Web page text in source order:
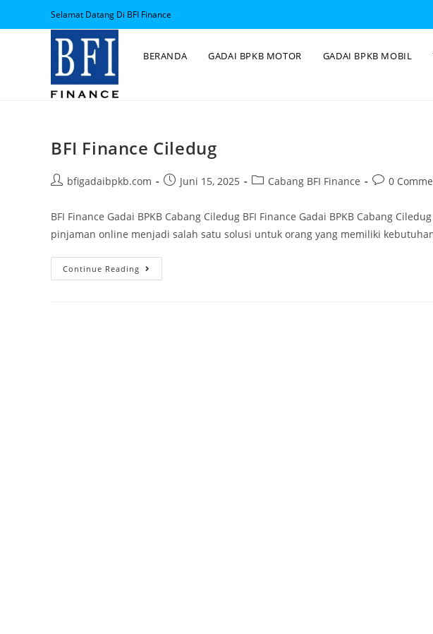
Selamat Datang Di BFI Finance
BERANDA GADAI BPKB MOTOR GADAI BPKB MOBIL
BFI Finance Ciledug
bfigadaibpkb.com Juni 15, 2025 Cabang BFI Finance 0
BFI Finance Gadai BPKB Cabang Ciledug BFI Finance Gadai BPKB Cabang
pinjaman online menjadi salah satu solusi untuk orang yang memiliki
Continue Reading